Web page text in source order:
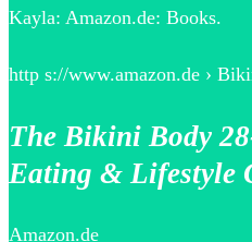
Kayla: Amazon.de: Books.
http s://www.amazon.de ›
The Bikini Body
Eating & Lifestyle
Amazon.de